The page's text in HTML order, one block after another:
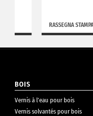
RASSEGNA STAMPA
BOIS
Vernis à l’eau pour bois
Vernis solvantés pour bois